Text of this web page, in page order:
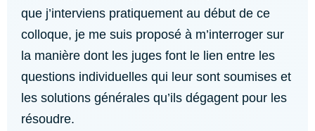
que j’interviens pratiquement au début de ce
colloque, je me suis proposé à m’interroger sur
la manière dont les juges font le lien entre les
questions individuelles qui leur sont soumises et
les solutions générales qu’ils dégagent pour les
résoudre.